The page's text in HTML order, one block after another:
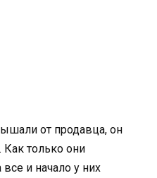
от продавца, он
Как только они
и начало у них